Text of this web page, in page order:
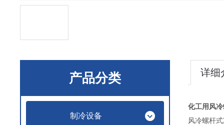
产品分类
制冷设备
详细
化工用风
风冷螺杆